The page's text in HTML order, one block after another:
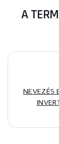
A
NEVEZÉS